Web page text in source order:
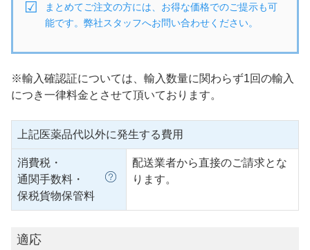
まとめてご注文の方には、お得な価格でのご提示も可
能です。弊社スタッフへお問い合わせください。
※輸入確認証については、輸入数量に関わらず1回の輸入
につき一律料金とさせて頂いております。
上記医薬品代以外に発生する費用
消費税・
通関手数料・
保税貨物保管料
配送業者から直接のご請求とな
ります。
適応